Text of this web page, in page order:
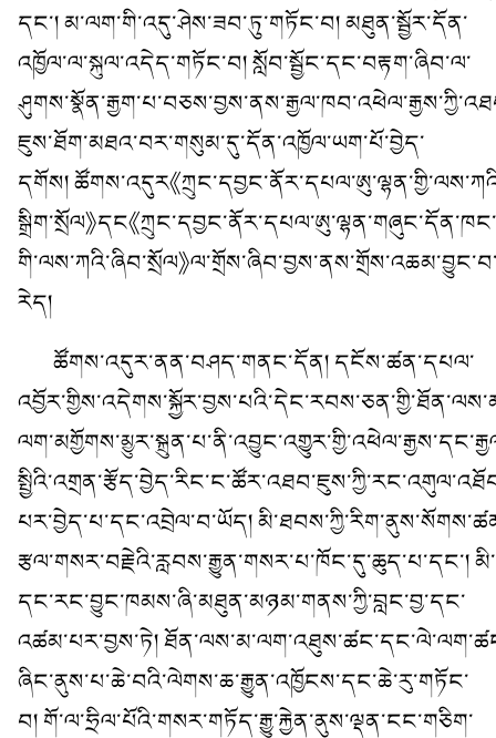
དང་། མ་ལག་གི་འདུ་ཤེས་ཟབ་ཏུ་གཏོང་བ། མཐུན་སྦྱོར་དོན་
འཁྱོལ་ལ་སྐུལ་འདེད་གཏོང་བ། སློབ་སྦྱོང་དང་བརྟག་ཞིབ་ལ་
ཇུས་ཐོག་མཐའ་བར་གསུམ་དུ་དོན་འཁྱོལ་ཡག་པོ་བྱེད་
དགོས། ཚོགས་འདུར《
སྒྲིག་སྲོལ》དང《ཀྲུང་དབྱང་ནོར་དཔལ་ཨུ་ལྷན་གཞུང་དོན་ཁང་
གི་ལས་ཀའི་ཞིབ་སྲོལ》
རེད།
ཚོགས་འདུར་ནན་བཤད་གནང་དོན། དངོས་ཚན་དཔལ་
པར་བྱེད་པ་དང་འབྲེལ་བ་ཡོད།
རྩལ་གསར་བརྗེའི་རླབས་རྒྱུན་གསར་པ་ཁོང་དུ་ཆུད་པ་དང་། མི་
དང་རང་བྱུང་ཁམས་ཞི་མཐུན་མཉམ་གནས་ཀྱི་བླང་བྱ་དང་
འཚམ་པར་བྱས་ཏེ།
ཞིང་ནུས་པ་ཆེ་བའི་ལེགས་ཆ་རྒྱུན་འཁྱོངས་དང་ཆེ་རུ་གཏོང་
བ། གོ་ལ་ཧྲིལ་པོའི་གསར་གཏོད་རྒྱུ་རྐྱེན་ནུས་ལྡན་ངང་གཅིག་